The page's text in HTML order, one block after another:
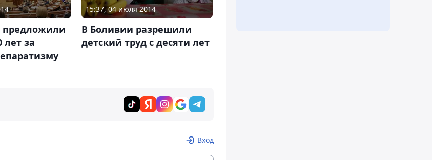
лет за
15:37, 04 июля 2014
В Боливии разрешили
детский труд с десяти лет
Вход